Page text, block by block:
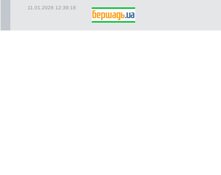
11.01.2026 12:39:18